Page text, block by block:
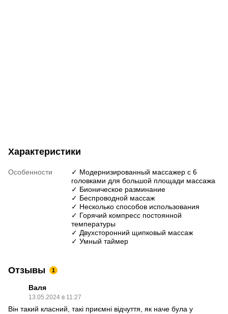
Характеристики
Особенности
✓ Модернизированный массажер с 6
головками для большой площади массажа
✓ Бионическое разминание
✓ Беспроводной массаж
✓ Несколько способов использования
✓ Горячий компресс постоянной
температуры
✓ Двухсторонний щипковый массаж
✓ Умный таймер
Отзывы 1
Валя
13.05.2024 в 11:27
Він такий класний, такі приємні відчуття, як наче була у